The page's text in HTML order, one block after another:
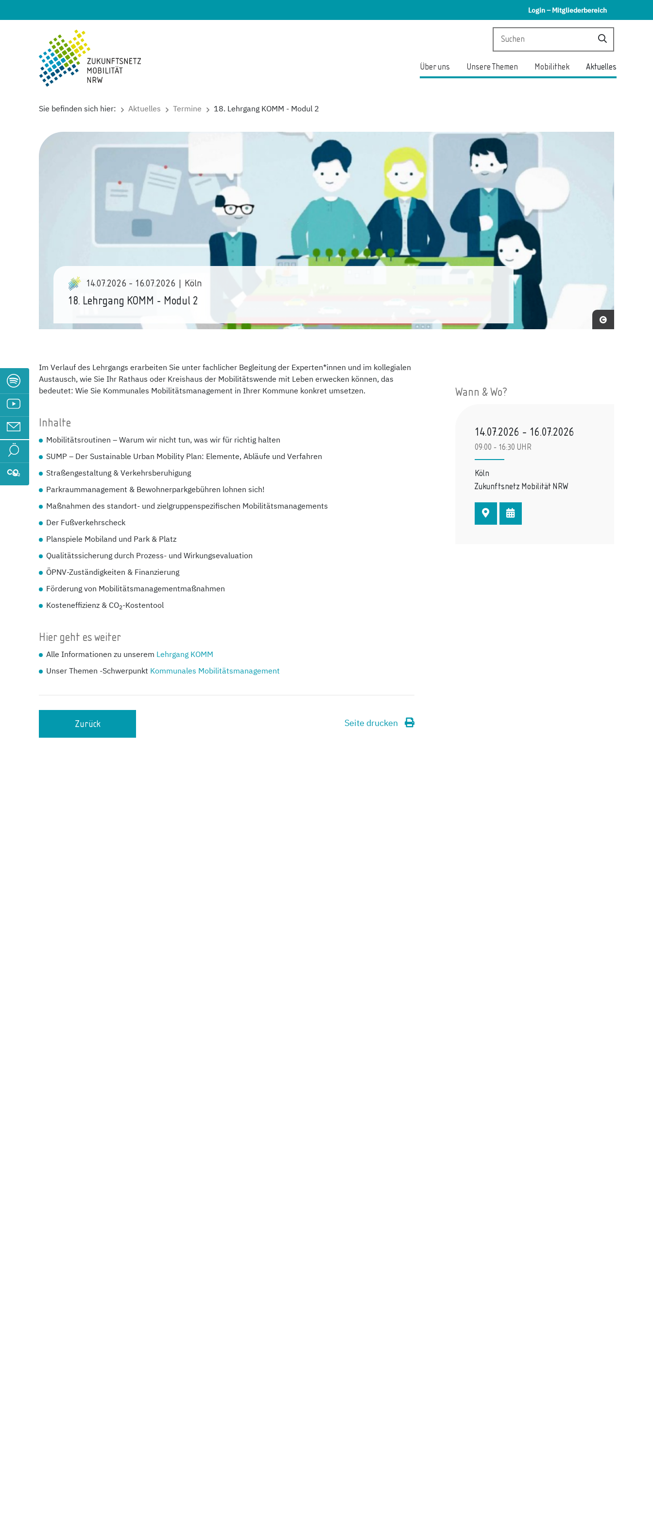
Login – Mitgliederbereich
Über uns Unsere Themen Mobilithek Aktuelles
Sie befinden sich hier: Aktuelles Termine 18. Lehrgang KOMM - Modul 2
14.07.2026 - 16.07.2026 | Köln
18. Lehrgang KOMM - Modul 2
Im Verlauf des Lehrgangs erarbeiten Sie unter fachlicher Begleitung der Experten*innen und im kollegialen
Austausch, wie Sie Ihr Rathaus oder Kreishaus der Mobilitätswende mit Leben erwecken können, das
bedeutet: Wie Sie Kommunales Mobilitätsmanagement in Ihrer Kommune konkret umsetzen.
Inhalte
Mobilitätsroutinen – Warum wir nicht tun, was wir für richtig halten
SUMP – Der Sustainable Urban Mobility Plan: Elemente, Abläufe und Verfahren
Straßengestaltung & Verkehrsberuhigung
Parkraummanagement & Bewohnerparkgebühren lohnen sich!
Maßnahmen des standort- und zielgruppenspezifischen Mobilitätsmanagements
Der Fußverkehrscheck
Planspiele Mobiland und Park & Platz
Qualitätssicherung durch Prozess- und Wirkungsevaluation
ÖPNV-Zuständigkeiten & Finanzierung
Förderung von Mobilitätsmanagementmaßnahmen
Kosteneffizienz & CO2-Kostentool
Hier geht es weiter
Alle Informationen zu unserem Lehrgang KOMM
Unser Themen -Schwerpunkt Kommunales Mobilitätsmanagement
Zurück Seite drucken
Wann & Wo?
14.07.2026 - 16.07.2026
09:00 - 16:30 UHR
Köln
Zukunftsnetz Mobilität NRW